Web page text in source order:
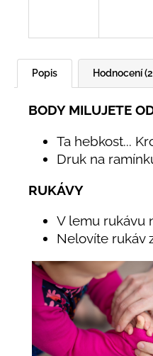
Popis Hodnocení
BODY MILUJETE
Ta hebkost...
Druk na
RUKÁVY
V lemu rukávu
Nelovíte rukáv